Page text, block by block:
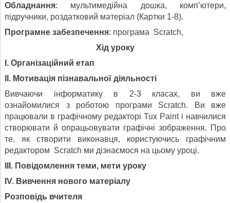
Обладнання: мультимедійна дошка, комп’ютери,
підручники, роздатковий матеріал (Картки 1-8).
Програмне забезпечення: програма Scratch,
Хід уроку
І. Організаційний етап
ІІ. Мотивація пізнавальної діяльності
Вивчаючи інформатику в 2-3 класах, ви вже
ознайомилися з роботою програми Scratch. Ви вже
працювали в графічному редакторі Tux Paint і навчилися
створювати й опрацьовувати графічні зображення. Про
те, як створити виконавця, користуючись графічним
редактором Scratch ми дізнаємося на цьому уроці.
ІІІ. Повідомлення теми, мети уроку
V. Вивчення нового матеріалу
Розповідь вчителя